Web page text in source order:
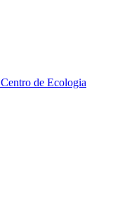
de Ecologia